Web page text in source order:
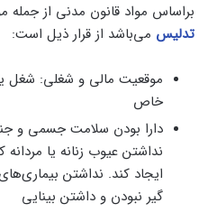
براساس مواد قانون مدنی از
تدلیس می‌باشد از قرار ذیل است:
موقعیت مالی و شغلی:
خاص
دارا بودن سلامت جسمی و
نداشتن عیوب زنانه یا
ایجاد کند. نداشتن
گیر نبودن و داشتن بینایی